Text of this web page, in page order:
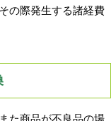
の際発生する諸経費